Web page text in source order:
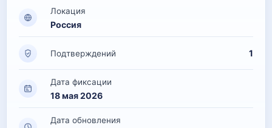
Локация
Россия
Подтверждений 1
Дата фиксации
18 мая 2026
Дата обновления